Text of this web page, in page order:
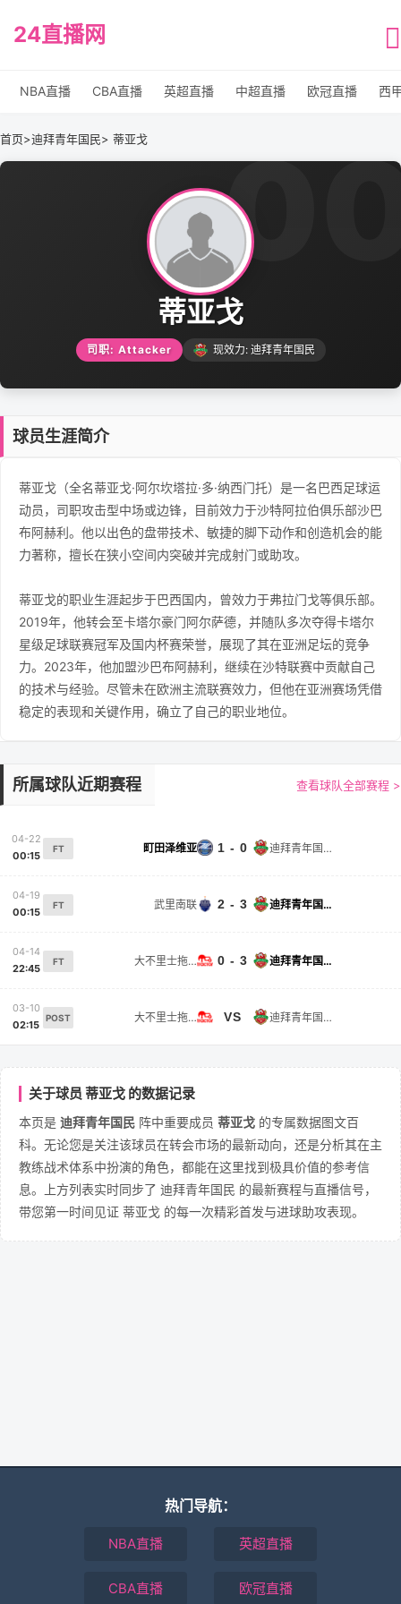
24直播网
NBA直播 CBA直播 英超直播 中超直播 欧冠直播 西
首页>迪拜青年国民> 蒂亚戈
蒂亚戈
司职: Attacker 现效力: 迪拜青年国民
球员生涯简介
蒂亚戈（全名蒂亚戈·阿尔坎塔拉·多·纳西门托）是一名巴西足球运
动员，司职攻击型中场或边锋，目前效力于沙特阿拉伯俱乐部沙巴
布阿赫利。他以出色的盘带技术、敏捷的脚下动作和创造机会的能
力著称，擅长在狭小空间内突破并完成射门或助攻。
蒂亚戈的职业生涯起步于巴西国内，曾效力于弗拉门戈等俱乐部。
2019年，他转会至卡塔尔豪门阿尔萨德，并随队多次夺得卡塔尔
星级足球联赛冠军及国内杯赛荣誉，展现了其在亚洲足坛的竞争
力。2023年，他加盟沙巴布阿赫利，继续在沙特联赛中贡献自己
的技术与经验。尽管未在欧洲主流联赛效力，但他在亚洲赛场凭借
稳定的表现和关键作用，确立了自己的职业地位。
所属球队近期赛程 查看球队全部赛程 >
04-22
00:15
FT 町田泽维亚 1 - 0 迪拜青年国民
04-19
00:15
FT 武里南联 2 - 3 迪拜青年国民
04-14
22:45
FT 大不里士拖拉机 0 - 3 迪拜青年国民
03-10
02:15
POST 大不里士拖拉机 VS 迪拜青年国民
关于球员 蒂亚戈 的数据记录
本页是 迪拜青年国民 阵中重要成员 蒂亚戈 的专属数据图文百
科。无论您是关注该球员在转会市场的最新动向，还是分析其在主
教练战术体系中扮演的角色，都能在这里找到极具价值的参考信
息。上方列表实时同步了 迪拜青年国民 的最新赛程与直播信号，
带您第一时间见证 蒂亚戈 的每一次精彩首发与进球助攻表现。
热门导航：
NBA直播 英超直播
CBA直播 欧冠直播